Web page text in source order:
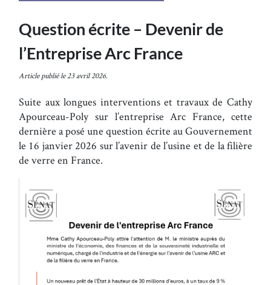
Question écrite – Devenir de
l’Entreprise Arc France
Article publié le 23 avril 2026.
Suite aux longues interventions et travaux de Cathy
Apourceau-Poly sur l’entreprise Arc France, cette
dernière a posé une question écrite au Gouvernement
le 16 janvier 2026 sur l’avenir de l’usine et de la filière
de verre en France.